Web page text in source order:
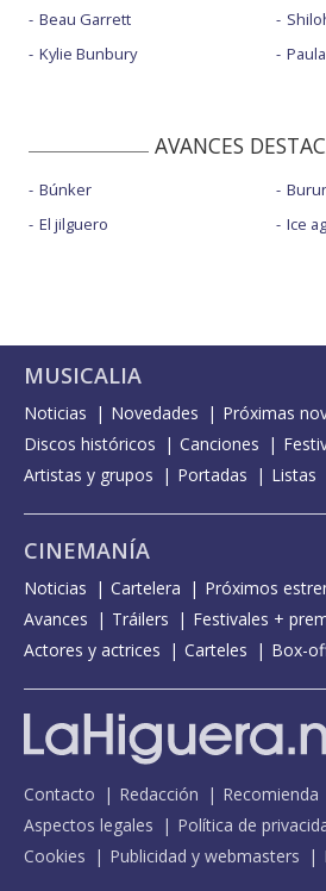
Beau Garrett
Kylie Bunbury
AVANCES
Búnker
El jilguero
Ice
MUSICALIA
Noticias Novedades
Próximas
Discos históricos
Canciones
Artistas y grupos
Portadas Listas
CINEMANÍA
Noticias Cartelera Próximos
Avances
Tráilers
Festivales +
Actores y actrices
Carteles Box-
Contacto Redacción Recomienda
Aspectos legales
Política de
Cookies
Publicidad y webmasters